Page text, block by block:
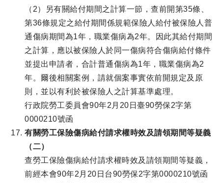
（2）另有關給付期間之計算一節，查前開第35條、
第36條規定之給付期間係規範保險人給付被保險人普
通傷病期間為1年，職業傷病為2年。因此其給付期間
之計算，應以被保險人於同一傷病符合傷病給付條件
並提出申請者，合計普通傷病為1年，職業傷病為2
年。爾後相關案例，請就個案事實依前開規定及原
則，並以有利於被保險人之計算基準處理。
行政院勞工委員會90年2月20日臺90勞保2字第
0000210號函
有關勞工保險傷病給付請求權時效及請領期間等疑義
（二）
查勞工保險傷病給付請求權時效及請領期間等疑義，
前經本會90年2月20日台90勞保2字第0000210號函